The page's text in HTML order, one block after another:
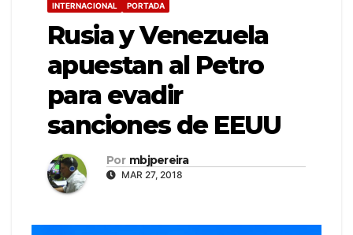
INTERNACIONAL PORTADA
Rusia y Venezuela
apuestan al Petro
para evadir
sanciones de EEUU
Por mbjpereira
MAR 27, 2018